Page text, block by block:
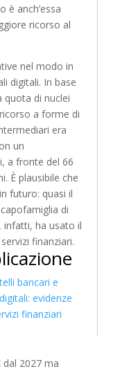
è anch’essa
ricorso al
nel modo in
digitali. In base
quota di nuclei
a forme di
era
un
a fronte del 66
È plausibile che
futuro: quasi il
di
infatti, ha usato il
finanziari.
bancari e
evidenze
finanziari
dal 2027 ma